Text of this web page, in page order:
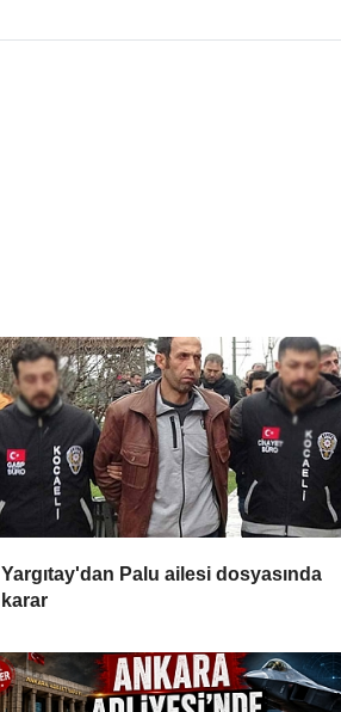
Yargıtay'dan Palu ailesi dosyasında
karar